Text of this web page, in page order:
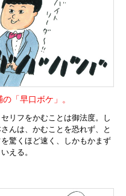
「早口ボケ」。
リフをかむことは御法度。し
んは、かむことを恐れず、と
驚くほど速く、しかもかまず
える。